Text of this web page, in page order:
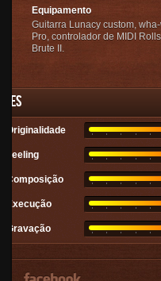
Equipamento
Guitarra Lunacy custom,
Pro, controlador de MIDI
Brute II.
Originalidade
Feeling
Composição
Execução
Gravação